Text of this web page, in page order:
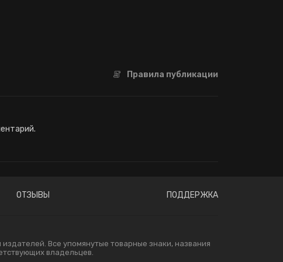
Правила публикации
ОТЗЫВЫ ПОДДЕРЖКА
Все упомянутые товарные знаки, названия
владельцев.